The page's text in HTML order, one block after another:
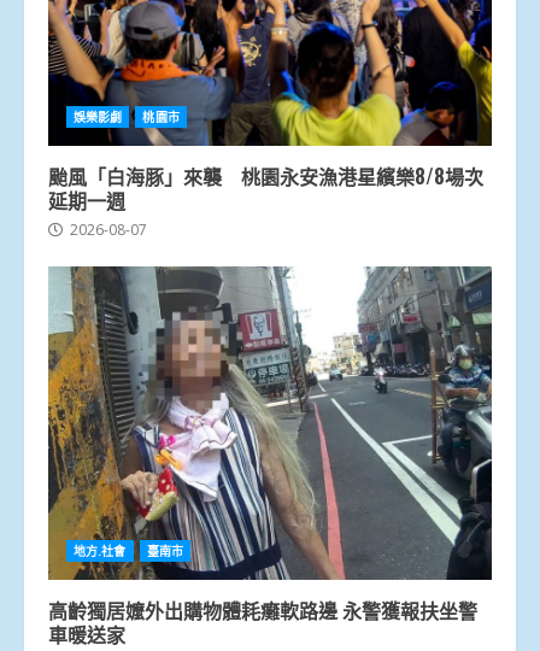
娛樂影劇 桃園市
颱風「白海豚」來襲 桃園永安漁港星繽樂8/8場次
延期一週
2026-08-07
地方.社會 臺南市
高齡獨居嬤外出購物體耗癱軟路邊 永警獲報扶坐警
車暖送家